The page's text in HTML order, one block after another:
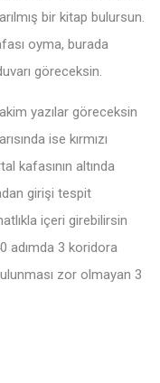
bir kitap bulursun.
oyma, burada
göreceksin.
yazılar göreceksin
ise kırmızı
kafasının altında
girişi tespit
içeri girebilirsin
adımda 3 koridora
zor olmayan 3